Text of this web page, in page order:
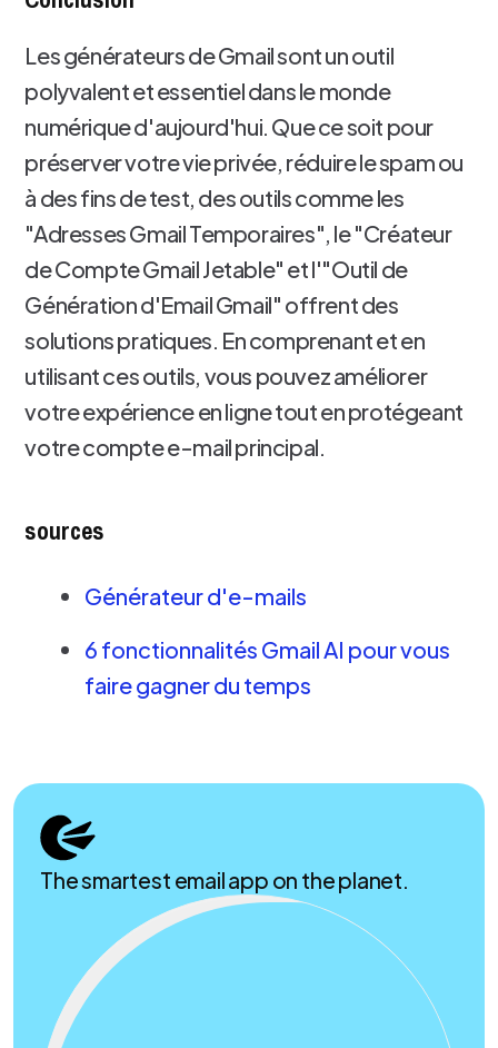
Les générateurs de Gmail sont un outil
polyvalent et essentiel dans le monde
numérique d'aujourd'hui. Que ce soit pour
préserver votre vie privée, réduire le spam ou
à des fins de test, des outils comme les
"Adresses Gmail Temporaires", le "Créateur
de Compte Gmail Jetable" et l'"Outil de
Génération d'Email Gmail" offrent des
solutions pratiques. En comprenant et en
utilisant ces outils, vous pouvez améliorer
votre expérience en ligne tout en protégeant
votre compte e-mail principal.
sources
Générateur d'e-mails
6 fonctionnalités Gmail AI pour vous
faire gagner du temps
The smartest email app on the planet.